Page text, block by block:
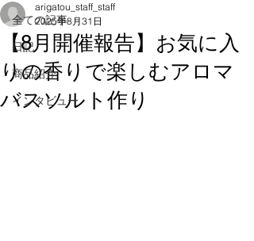
全ての記事
日記
商品紹介
インタビュー
【8月開催報告】お気に入
りの香りで楽しむアロマ
バスソルト作り
arigatou_staff_staff
2025年8月31日